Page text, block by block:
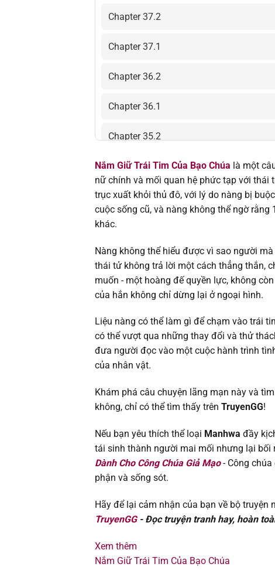
Chapter 37.2
Chapter 37.1
Chapter 36.2
Chapter 36.1
Chapter 35.2
Chapter 35.1
Chapter 34.2
Chapter 34.1
Chapter 33.2
Chapter 33.1
Chapter 32.2
Chapter 32.1
Chapter 31.1
Chapter 30.2
Chapter 30.1
Chapter 29.1
Chapter 28.2
Nắm Giữ Trái Tim Của Bạo Chúa là một
nữ chính và mối quan hệ phức tạp với thái
trục xuất khỏi thủ đô, với lý do nàng bị
cuộc sống cũ, và nàng không thể ngờ
khác.
Nàng không thể hiểu được vì sao người
thái tử không trả lời một cách thẳng thắn,
muốn - một hoàng đế quyền lực, không
của hắn không chỉ dừng lại ở ngoại hình.
Liệu nàng có thể làm gì để chạm vào trái
có thể vượt qua những thay đổi và thử
đưa người đọc vào một cuộc hành trình
của nhân vật.
Khám phá câu chuyện lãng mạn này và
không, chỉ có thể tìm thấy trên TruyenGG!
Nếu bạn yêu thích thể loại Manhwa đầy
tái sinh thành người mai mối nhưng lại bối
Dành Cho Công Chúa Giả Mạo- Công chúa
phận và sống sót.
Hãy để lại cảm nhận của bạn về bộ
TruyenGG- Đọc truyện tranh hay, hoàn
Xem thêm
Nắm Giữ Trái Tim Của Bạo Chúa